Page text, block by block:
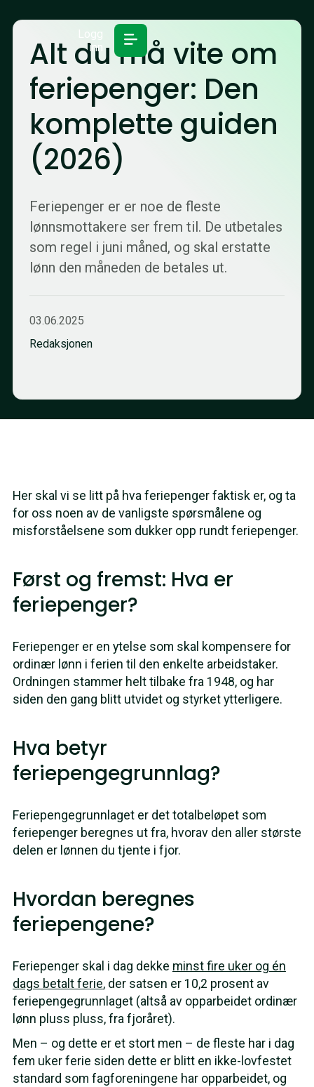
Logg
inn
Alt du må vite om
feriepenger: Den
komplette guiden
(2026)
Feriepenger er er noe de fleste
lønnsmottakere ser frem til. De utbetales
som regel i juni måned, og skal erstatte
lønn den måneden de betales ut.
03.06.2025
Redaksjonen
Her skal vi se litt på hva feriepenger faktisk er, og ta
for oss noen av de vanligste spørsmålene og
misforståelsene som dukker opp rundt feriepenger.
Først og fremst: Hva er
feriepenger?
Feriepenger er en ytelse som skal kompensere for
ordinær lønn i ferien til den enkelte arbeidstaker.
Ordningen stammer helt tilbake fra 1948, og har
siden den gang blitt utvidet og styrket ytterligere.
Hva betyr
feriepengegrunnlag?
Feriepengegrunnlaget er det totalbeløpet som
feriepenger beregnes ut fra, hvorav den aller største
delen er lønnen du tjente i fjor.
Hvordan beregnes
feriepengene?
Feriepenger skal i dag dekke minst fire uker og én
dags betalt ferie, der satsen er 10,2 prosent av
feriepengegrunnlaget (altså av opparbeidet ordinær
lønn pluss pluss, fra fjoråret).
Men – og dette er et stort men – de fleste har i dag
fem uker ferie siden dette er blitt en ikke-lovfestet
standard som fagforeningene har opparbeidet, og